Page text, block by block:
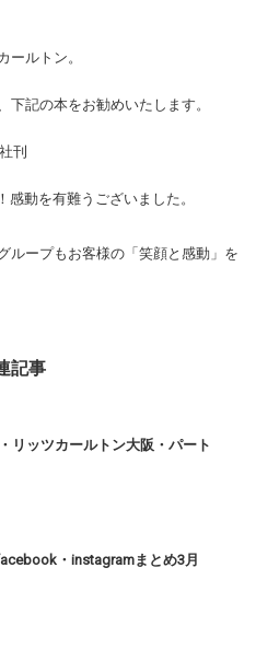
ールトン。
下記の本をお勧めいたします。
刊
動を有難うございました。
ループもお客様の「笑顔と感動」を
記事
リッツカールトン大阪・パート
・instagramまとめ3月